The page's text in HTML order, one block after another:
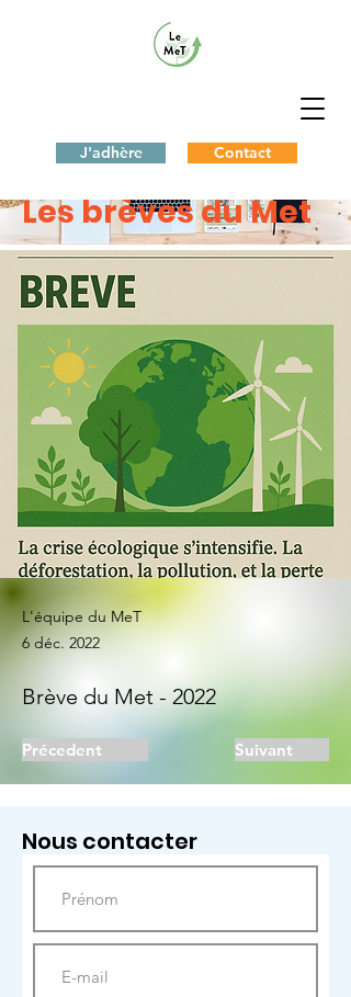
J'adhère Contact
Les brèves du Met
L'équipe du MeT
6 déc. 2022
Brève du Met - 2022
Précedent Suivant
Nous contacter